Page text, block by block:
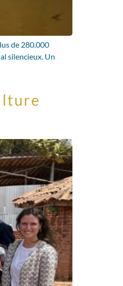
de 280.000
silencieux. Un